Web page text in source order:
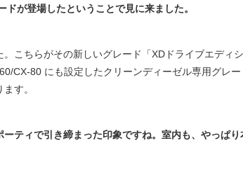
が登場したということで見に来ました。
こちらがその新しいグレード「XDドライブエディシ
CX-80 にも設定したクリーンディーゼル専用グレー
す。
ティで引き締まった印象ですね。室内も、やっぱり